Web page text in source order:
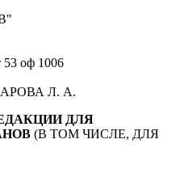
оф 1006
Л. А.
ДЛЯ
(В ТОМ ЧИСЛЕ, ДЛЯ